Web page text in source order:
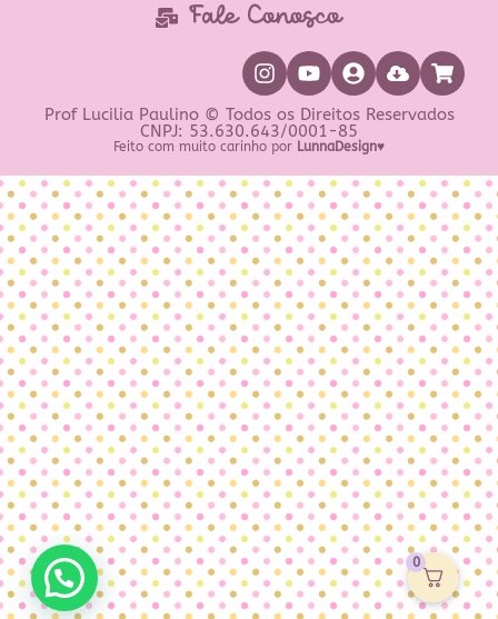
Fale Conosco
Prof Lucilia Paulino © Todos os Direitos Reservados
CNPJ: 53.630.643/0001-85
Feito com muito carinho por LunnaDesign♥
0